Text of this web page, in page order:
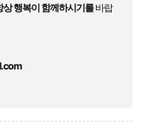
상 행복이 함께하시기를바랍